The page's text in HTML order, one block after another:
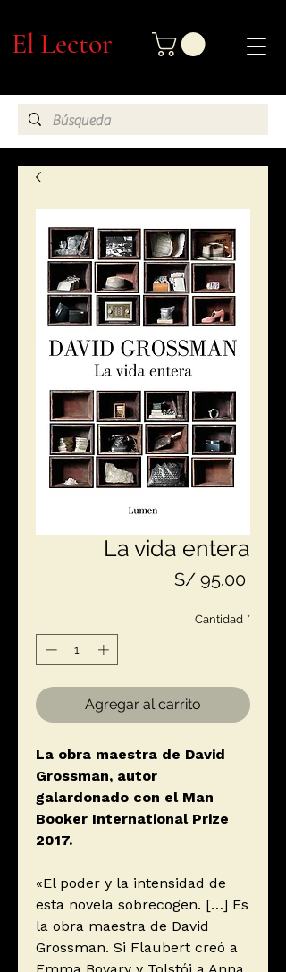
El Lector
La vida entera
S/ 95.00Precio
Cantidad *
Agregar al carrito
La obra maestra de David
Grossman, autor
galardonado con el Man
Booker International Prize
2017.
«El poder y la intensidad de
esta novela sobrecogen. […] Es
la obra maestra de David
Grossman. Si Flaubert creó a